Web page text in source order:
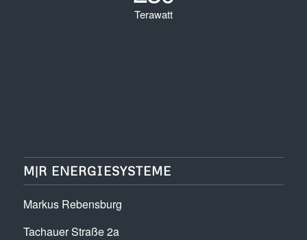
Terawatt
M|R ENERGIESYSTEME
Markus Rebensburg
Tachauer Straße 2a